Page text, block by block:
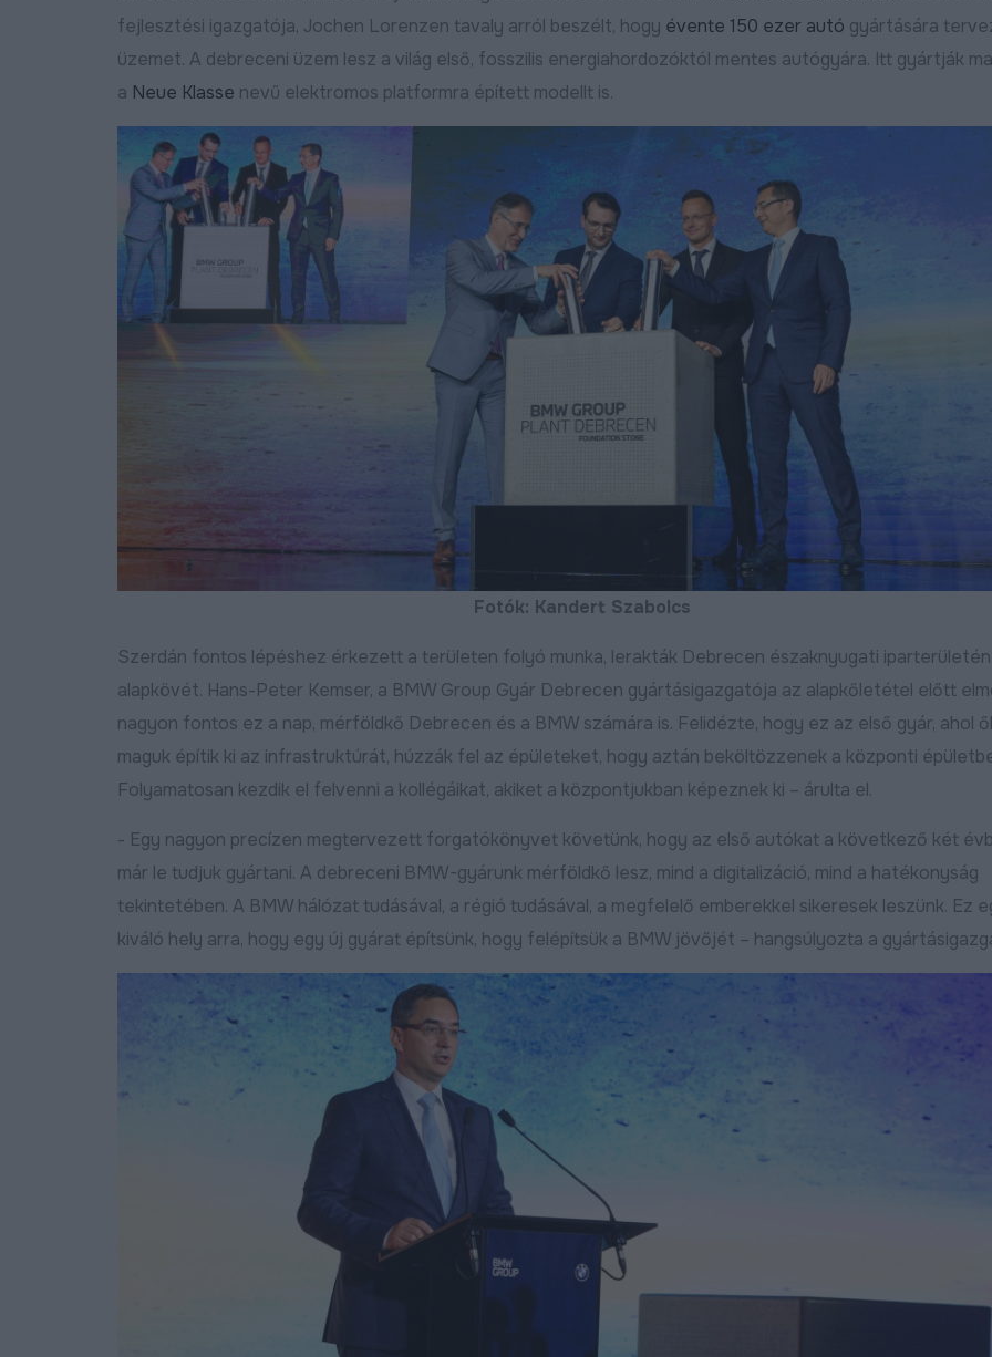
fejlesztési igazgatója, Jochen Lorenzen tavaly arról beszélt, hogy évente 150 ezer autó gyártására
üzemet. A debreceni üzem lesz a világ első, fosszilis energiahordozóktól mentes autógyára. Itt gyártják
a Neue Klasse nevű elektromos platformra épített modellt is.
Fotók: Kandert Szabolcs
Szerdán fontos lépéshez érkezett a területen folyó munka, lerakták Debrecen északnyugati
alapkövét. Hans-Peter Kemser, a BMW Group Gyár Debrecen gyártásigazgatója az alapkőletétel előtt
nagyon fontos ez a nap, mérföldkő Debrecen és a BMW számára is. Felidézte, hogy ez az első gyár, ahol
maguk építik ki az infrastruktúrát, húzzák fel az épületeket, hogy aztán beköltözzenek a központi
Folyamatosan kezdik el felvenni a kollégáikat, akiket a központjukban képeznek ki – árulta el.
- Egy nagyon precízen megtervezett forgatókönyvet követünk, hogy az első autókat a következő két
már le tudjuk gyártani. A debreceni BMW-gyárunk mérföldkő lesz, mind a digitalizáció, mind a hatékonyság
tekintetében. A BMW hálózat tudásával, a régió tudásával, a megfelelő emberekkel sikeresek leszünk. Ez
kiváló hely arra, hogy egy új gyárat építsünk, hogy felépítsük a BMW jövőjét – hangsúlyozta a
bekötőutat kapott
Megújult a Barna utca
2024.11.07 Bővebben
Új utat építenek Debreceni
déli városrészében
2025.03.07 Bővebben
Folytatódik az
fát ültetünk!
2024.12.09
DKV-menetrend,
utak állapota és ötletláda:
fórumot tartottak
betonbiztosan halad
Debrecen fejlesztési
programja
2026.06.01 Bővebben
Útfelújítás kezdődött a
Harsona utcán, aszfaltot
kap a Csuka utca
2026.07.22 Bővebben
Befejeződött a
második
nagyfelületű
2026.07.15
programmal segíti az EDC
Új gépjárműtároló
csarnokkal bővült a Déli
Gazdasági Övezet,
folytatódik a KKV Park-
program Debrecenben
2026.03.31
Robbanásszerűen bővül a
debreceni gazdaság: indul a
50 százalékkal nőtt az ipari
termelés
2026.04.09
mára a magyar